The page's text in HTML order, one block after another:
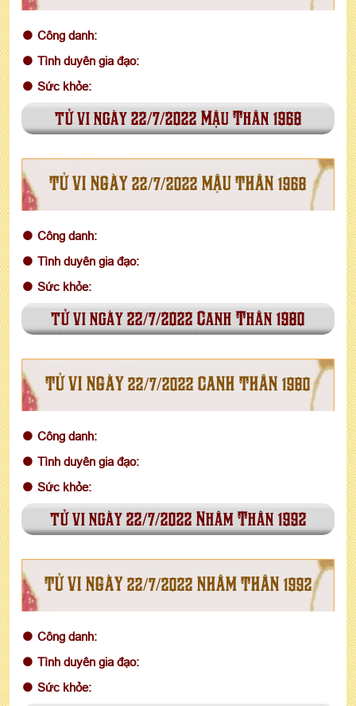
Công danh:
Tình duyên gia đạo:
Sức khỏe:
tử vi ngày 22/7/2022 Mậu Thân 1968
TỬ VI NGÀY 22/7/2022 MẬU THÂN 1968
Công danh:
Tình duyên gia đạo:
Sức khỏe:
tử vi ngày 22/7/2022 Canh Thân 1980
TỬ VI NGÀY 22/7/2022 CANH THÂN 1980
Công danh:
Tình duyên gia đạo:
Sức khỏe:
tử vi ngày 22/7/2022 Nhâm Thân 1992
TỬ VI NGÀY 22/7/2022 NHÂM THÂN 1992
Công danh:
Tình duyên gia đạo:
Sức khỏe: